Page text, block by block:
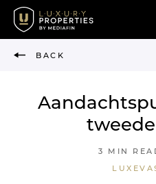
BACK
3 MIN